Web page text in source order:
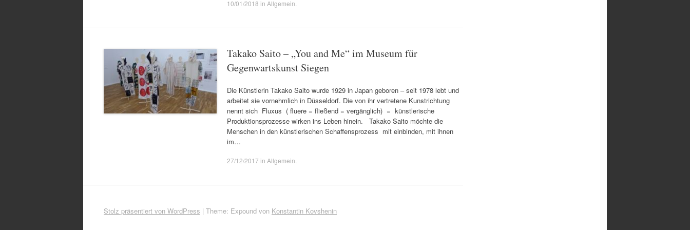
10/01/2018 in Allgemein
Takako Saito – „You and Me“ im Museum für
Gegenwartskunst Siegen
Die Künstlerin Takako Saito wurde 1929 in Japan geboren – seit 1978 lebt und
arbeitet sie vornehmlich in Düsseldorf. Die von ihr vertretene Kunstrichtung
nennt sich Fluxus ( fluere = fließend = vergänglich) = künstlerische
Produktionsprozesse wirken ins Leben hinein. Takako Saito möchte die
Menschen in den künstlerischen Schaffensprozess mit einbinden, mit ihnen
im…
27/12/2017 in Allgemein
Stolz präsentiert von WordPress | Theme: Expound von Konstantin Kovshenin